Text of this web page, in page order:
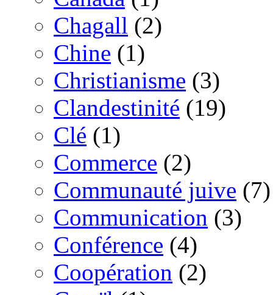
Chagall (2)
Chine (1)
Christianisme (3)
Clandestinité (19)
Clé (1)
Commerce (2)
Communauté juive (7)
Communication (3)
Conférence (4)
Coopération (2)